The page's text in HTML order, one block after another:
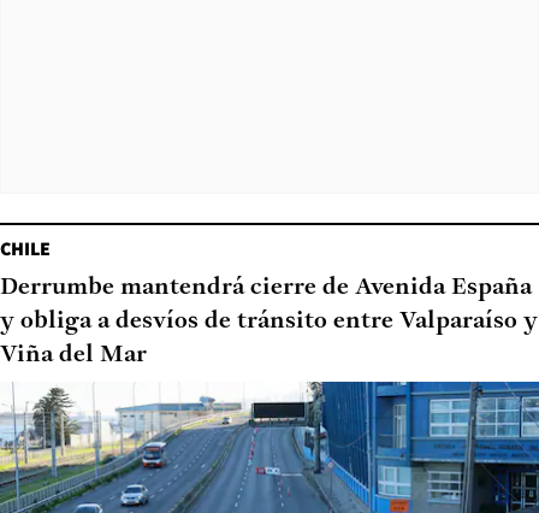
CHILE
Derrumbe mantendrá cierre de Avenida España
y obliga a desvíos de tránsito entre Valparaíso y
Viña del Mar